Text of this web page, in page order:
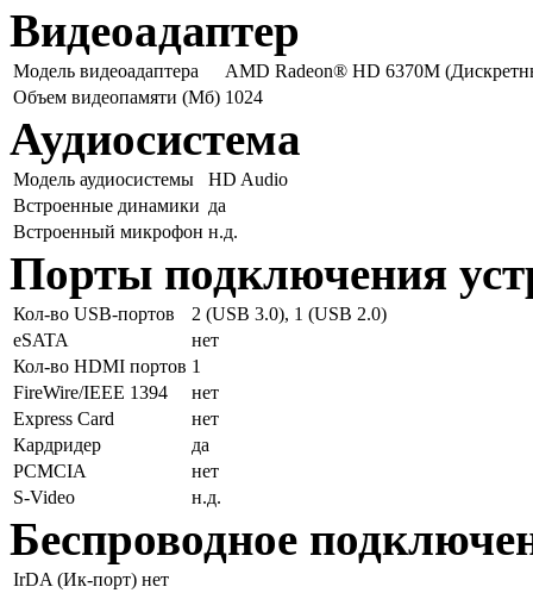
Видеоадаптер
Модель видеоадаптера
AMD Radeon® HD 6370M
Объем видеопамяти (Мб) 1024
Аудиосистема
Модель аудиосистемы
HD Audio
Встроенные динамики да
Встроенный микрофон н.д.
Порты подключения
Кол-во USB-портов
2 (USB 3.0), 1 (USB 2.0)
eSATA
нет
Кол-во HDMI портов 1
FireWire/IEEE 1394
нет
Express Card
нет
Кардридер
да
PCMCIA
нет
S-Video
н.д.
Беспроводное
IrDA (Ик-порт) нет